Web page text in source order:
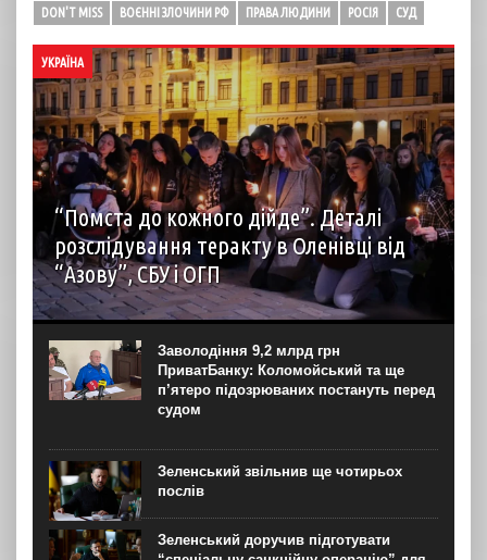
DON'T MISS ВОЄННІ ЗЛОЧИНИ РФ ПРАВА ЛЮДИНИ РОСІЯ СУД
УКРАЇНА
“Помста до кожного дійде”. Деталі
розслідування теракту в Оленівці від
“Азову”, СБУ і ОГП
автор: Наталія Терамае 28 липня рідні вцілілих
“азовців” в Оленівці виступили із шокуючою заявою.
Мовляв, списки полонених у “бараці 200”, де стався
вибух, укладав полонений представник корпусу. Заява...
Заволодіння 9,2 млрд грн
ПриватБанку: Коломойський та ще
п’ятеро підозрюваних постануть перед
судом
Зеленський звільнив ще чотирьох
послів
Зеленський доручив підготувати